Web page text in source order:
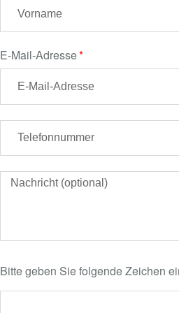
E-Mail-Adresse
Bitte geben Sie folgende Zeichen